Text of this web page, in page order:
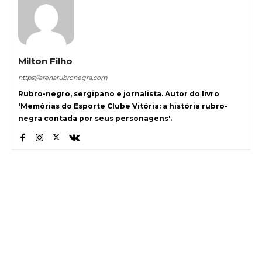
Milton Filho
https://arenarubronegra.com
Rubro-negro, sergipano e jornalista. Autor do livro
'Memórias do Esporte Clube Vitória: a história rubro-
negra contada por seus personagens'.